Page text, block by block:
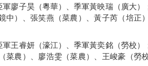
子昊（粵華）、季軍黃映瑞（廣大）
）、張笑燕（菜農）、黃子芮（培
睿妍（濠江）、季軍黃奕銘（勞校）
農）、廖浩雯（菜農）、王峻豪（